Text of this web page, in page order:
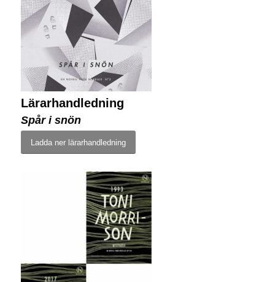
Lärarhandledning
Spår i snön
Ladda ner lärarhandledning